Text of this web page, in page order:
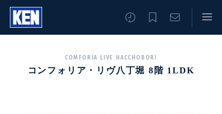
COMFORIA LIVE HACCHOBORI
コンフォリア・リヴ八丁堀 8階 1LDK